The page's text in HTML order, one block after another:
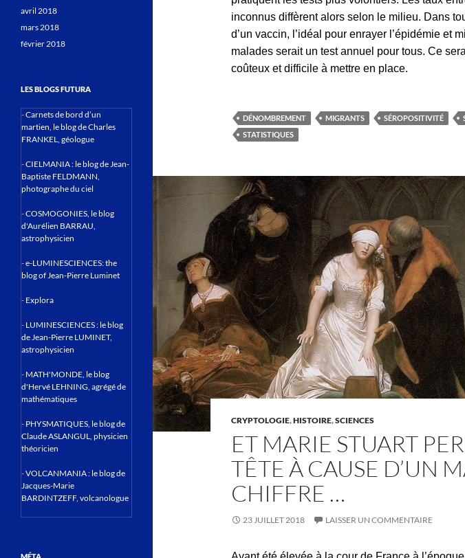
inconnus diffèrent alors selon le milieu. Dans
d’un vaccin, l’idéal pour enrayer l’épidémie et
malades serait un test annuel pour tous. Ce
coûteux et difficile à mettre en place.
DÉNOMBREMENT MIGRANTS SÉROPOSITIVITÉ
STATISTIQUES
CRYPTOLOGIE,HISTOIRE,SCIENCES
ET MARIE STUART
TÊTE À CAUSE D’UN
CHIFFRE …
23 JUILLET 2018 LAISSER UN COMMENTAIRE
avril 2018
mars 2018
février 2018
LES BLOGS FUTURA
-Carnets de bord d’un
martien, le blog de Charles
FRANKEL, géologue
-CIELMANIA : le blog de Jean-
Baptiste FELDMANN,
photographe du ciel
-COSMOGONIES, le blog
d'Aurélien BARRAU,
astrophysicien
-e-LUMINESCIENCES: the
blog of Jean-Pierre Luminet
- Explora
- LUMINESCIENCES : le blog
de Jean-Pierre LUMINET,
astrophysicien
- MATH'MONDE, le blog
d'Hervé LEHNING, agrégé de
mathématiques
- PHYSMATIQUES, le blog de
Claude ASLANGUL, physicien
théoricien
-VOLCANMANIA : le blog de
Jacques-Marie
BARDINTZEFF, volcanologue